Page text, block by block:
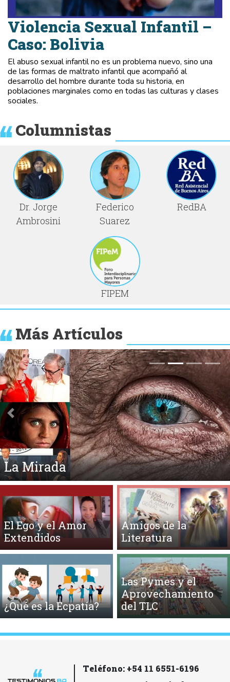
Violencia Sexual Infantil –
Caso: Bolivia
El abuso sexual infantil no es un problema nuevo, sino una
de las formas de maltrato infantil que acompañó al
desarrollo del hombre durante toda su historia, en
poblaciones marginales como en todas las culturas y clases
sociales.
Columnistas
Dr. Jorge
Ambrosini
Federico
Suarez
RedBA
FIPEM
Más Artículos
La Mirada
Anterior
El Ego y el Amor
Extendidos
Amigos de la
Literatura
¿Qué es la Ecpatía?
Las Pymes y el
Aprovechamiento
del TLC
Teléfono: +54 11 6551-6196